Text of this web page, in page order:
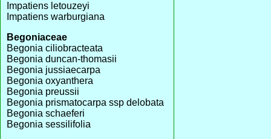
Impatiens letouzeyi
Impatiens warburgiana
Begoniaceae
Begonia ciliobracteata
Begonia duncan-thomasii
Begonia jussiaecarpa
Begonia oxyanthera
Begonia preussii
Begonia prismatocarpa ssp delobata
Begonia schaeferi
Begonia sessilifolia